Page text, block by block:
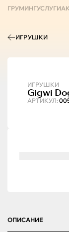
ГРУМИНГУСЛУГИ
ИГРУШКИ
ИГРУШКИ
АРТИКУЛ:
Gigwi
ОПИСАНИЕ